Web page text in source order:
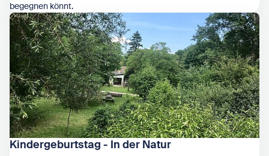
begegnen könnt.
Zeige Tiere in der Stadt
Kindergeburtstag - In der Natur